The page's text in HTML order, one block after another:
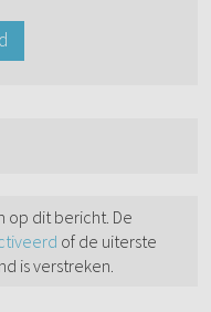
op dit bericht. De
of de uiterste
is verstreken.